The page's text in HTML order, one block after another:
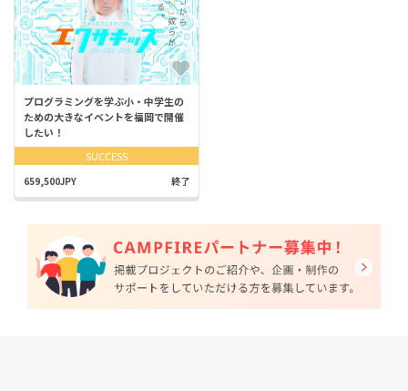
プログラミングを学ぶ小・中学生の
ための大きなイベントを福岡で開催
したい！
SUCCESS
659,500JPY 終了